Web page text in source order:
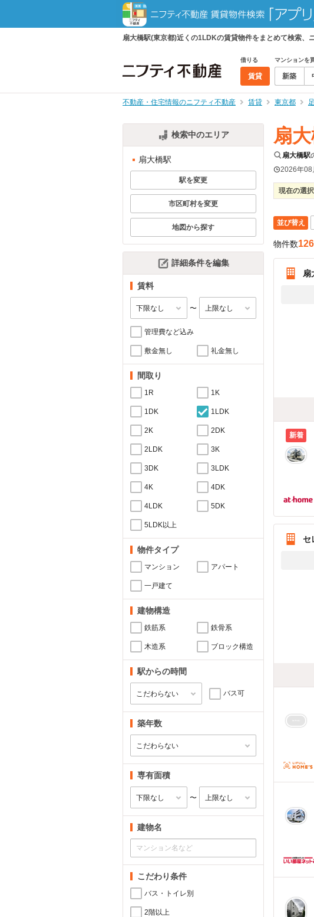
扇大橋駅(東京都)近くの1LDKの賃貸物件をまとめて検索、
借りる
賃貸
マンションを
新築
不動産・住宅情報のニフティ不動産 賃貸 東京都
検索中のエリア
扇大橋駅
駅を変更
市区町村を変更
地図から探す
詳細条件を編集
賃料
〜
管理費など込み
敷金無し 礼金無し
間取り
1R 1K
1DK 1LDK
2K 2DK
2LDK 3K
3DK 3LDK
4K 4DK
4LDK 5DK
5LDK以上
物件タイプ
マンション アパート
一戸建て
建物構造
鉄筋系 鉄骨系
木造系 ブロック構造
駅からの時間
バス可
築年数
専有面積
〜
建物名
こだわり条件
バス・トイレ別
2階以上
扇
扇大橋駅
2026年08
現在の選
並び替え
物件数126
扇
新着
セ